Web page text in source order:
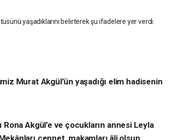
yaşadıklarını belirterek şu ifadelere yer verdi:
Murat Akgül’ün yaşadığı elim hadisenin
Rona Akgül’e ve çocukların annesi Leyla